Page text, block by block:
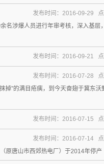
涉爆人员进行年审考核，深入基层
发布时间：2016-09-29
发布时间：2016-09-21
掉”的满目疮痍，到今天奋翅于冀东沃
发布时间：2016-07-28
发布时间：2016-07-15
原唐山市西郊热电厂）于2014年停产
发布时间：2016-07-14